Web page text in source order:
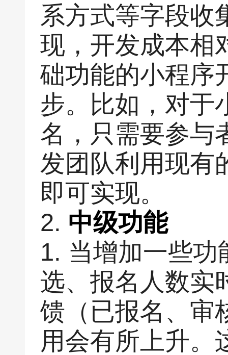
系方式等字段收
现，开发成本相
础功能的小程序
步。比如，对于
名，只需要参与
发团队利用现有
即可实现。
2. 中级功能
1. 当增加一些功
选、报名人数实
馈（已报名、审
用会有所上升。